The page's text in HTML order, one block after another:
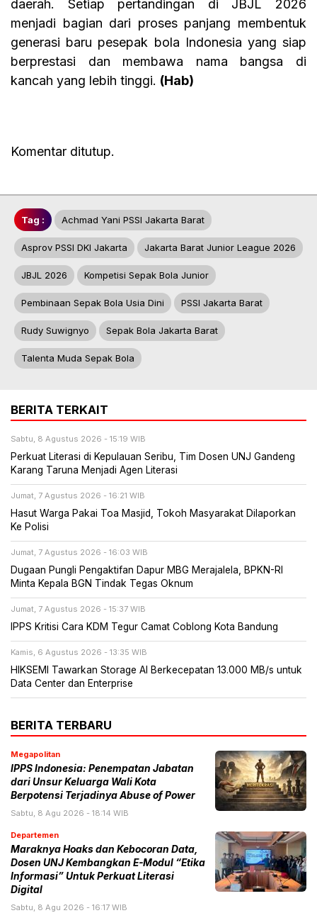
daerah. Setiap pertandingan di JBJL 2026
menjadi bagian dari proses panjang membentuk
generasi baru pesepak bola Indonesia yang siap
berprestasi dan membawa nama bangsa di
kancah yang lebih tinggi. (Hab)
Komentar ditutup.
Tag : Achmad Yani PSSI Jakarta Barat
Asprov PSSI DKI Jakarta Jakarta Barat Junior League 2026
JBJL 2026 Kompetisi Sepak Bola Junior
Pembinaan Sepak Bola Usia Dini PSSI Jakarta Barat
Rudy Suwignyo Sepak Bola Jakarta Barat
Talenta Muda Sepak Bola
BERITA TERKAIT
Sabtu, 8 Agustus 2026 - 15:19 WIB
Perkuat Literasi di Kepulauan Seribu, Tim Dosen UNJ Gandeng
Karang Taruna Menjadi Agen Literasi
Jumat, 7 Agustus 2026 - 16:21 WIB
Hasut Warga Pakai Toa Masjid, Tokoh Masyarakat Dilaporkan
Ke Polisi
Jumat, 7 Agustus 2026 - 16:03 WIB
Dugaan Pungli Pengaktifan Dapur MBG Merajalela, BPKN-RI
Minta Kepala BGN Tindak Tegas Oknum
Jumat, 7 Agustus 2026 - 15:37 WIB
IPPS Kritisi Cara KDM Tegur Camat Coblong Kota Bandung
Kamis, 6 Agustus 2026 - 13:35 WIB
HIKSEMI Tawarkan Storage AI Berkecepatan 13.000 MB/s untuk
Data Center dan Enterprise
BERITA TERBARU
Megapolitan
IPPS Indonesia: Penempatan Jabatan
dari Unsur Keluarga Wali Kota
Berpotensi Terjadinya Abuse of Power
Sabtu, 8 Agu 2026 - 18:14 WIB
Departemen
Maraknya Hoaks dan Kebocoran Data,
Dosen UNJ Kembangkan E-Modul “Etika
Informasi” Untuk Perkuat Literasi
Digital
Sabtu, 8 Agu 2026 - 16:17 WIB